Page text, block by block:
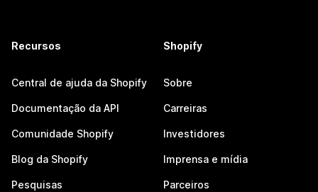
Recursos
Central de ajuda da Shopify
Documentação da API
Comunidade Shopify
Blog da Shopify
Pesquisas
Shopify
Sobre
Carreiras
Investidores
Imprensa e mídia
Parceiros